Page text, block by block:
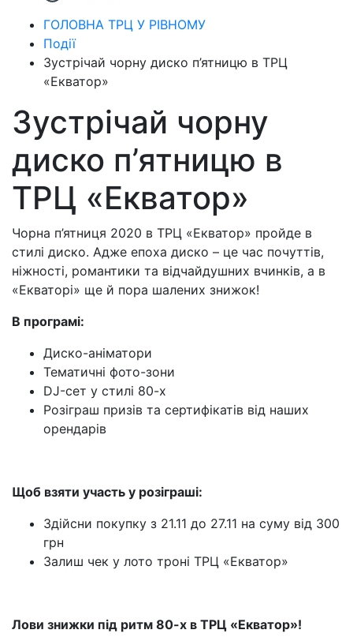
ГОЛОВНА ТРЦ У РІВНОМУ
Події
Зустрічай чорну диско п’ятницю в ТРЦ
«Екватор»
Зустрічай чорну
диско п’ятницю в
ТРЦ «Екватор»
Чорна п’ятниця 2020 в ТРЦ «Екватор» пройде в
стилі диско. Адже епоха диско – це час почуттів,
ніжності, романтики та відчайдушних вчинків, а в
«Екваторі» ще й пора шалених знижок!
В програмі:
Диско-аніматори
Тематичні фото-зони
DJ-сет у стилі 80-х
Розіграш призів та сертифікатів від наших
орендарів
Щоб взяти участь у розіграші:
Здійсни покупку з 21.11 до 27.11 на суму від 300
грн
Залиш чек у лото троні ТРЦ «Екватор»
Лови знижки під ритм 80-х в ТРЦ «Екватор»!